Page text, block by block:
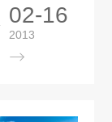
02-16
2013